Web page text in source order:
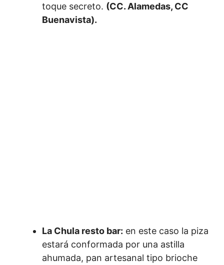
toque secreto. (CC. Alamedas, CC
Buenavista).
La Chula resto bar: en este caso la piza
estará conformada por una astilla
ahumada, pan artesanal tipo brioche